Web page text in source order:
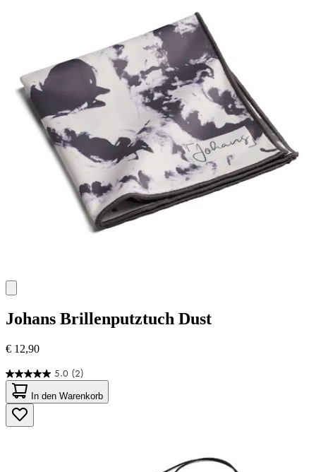
Johans Brillenputztuch Dust
€ 12,90
5.0 (2)
5.0
von
5
Sternen.
2
In den Warenkorb